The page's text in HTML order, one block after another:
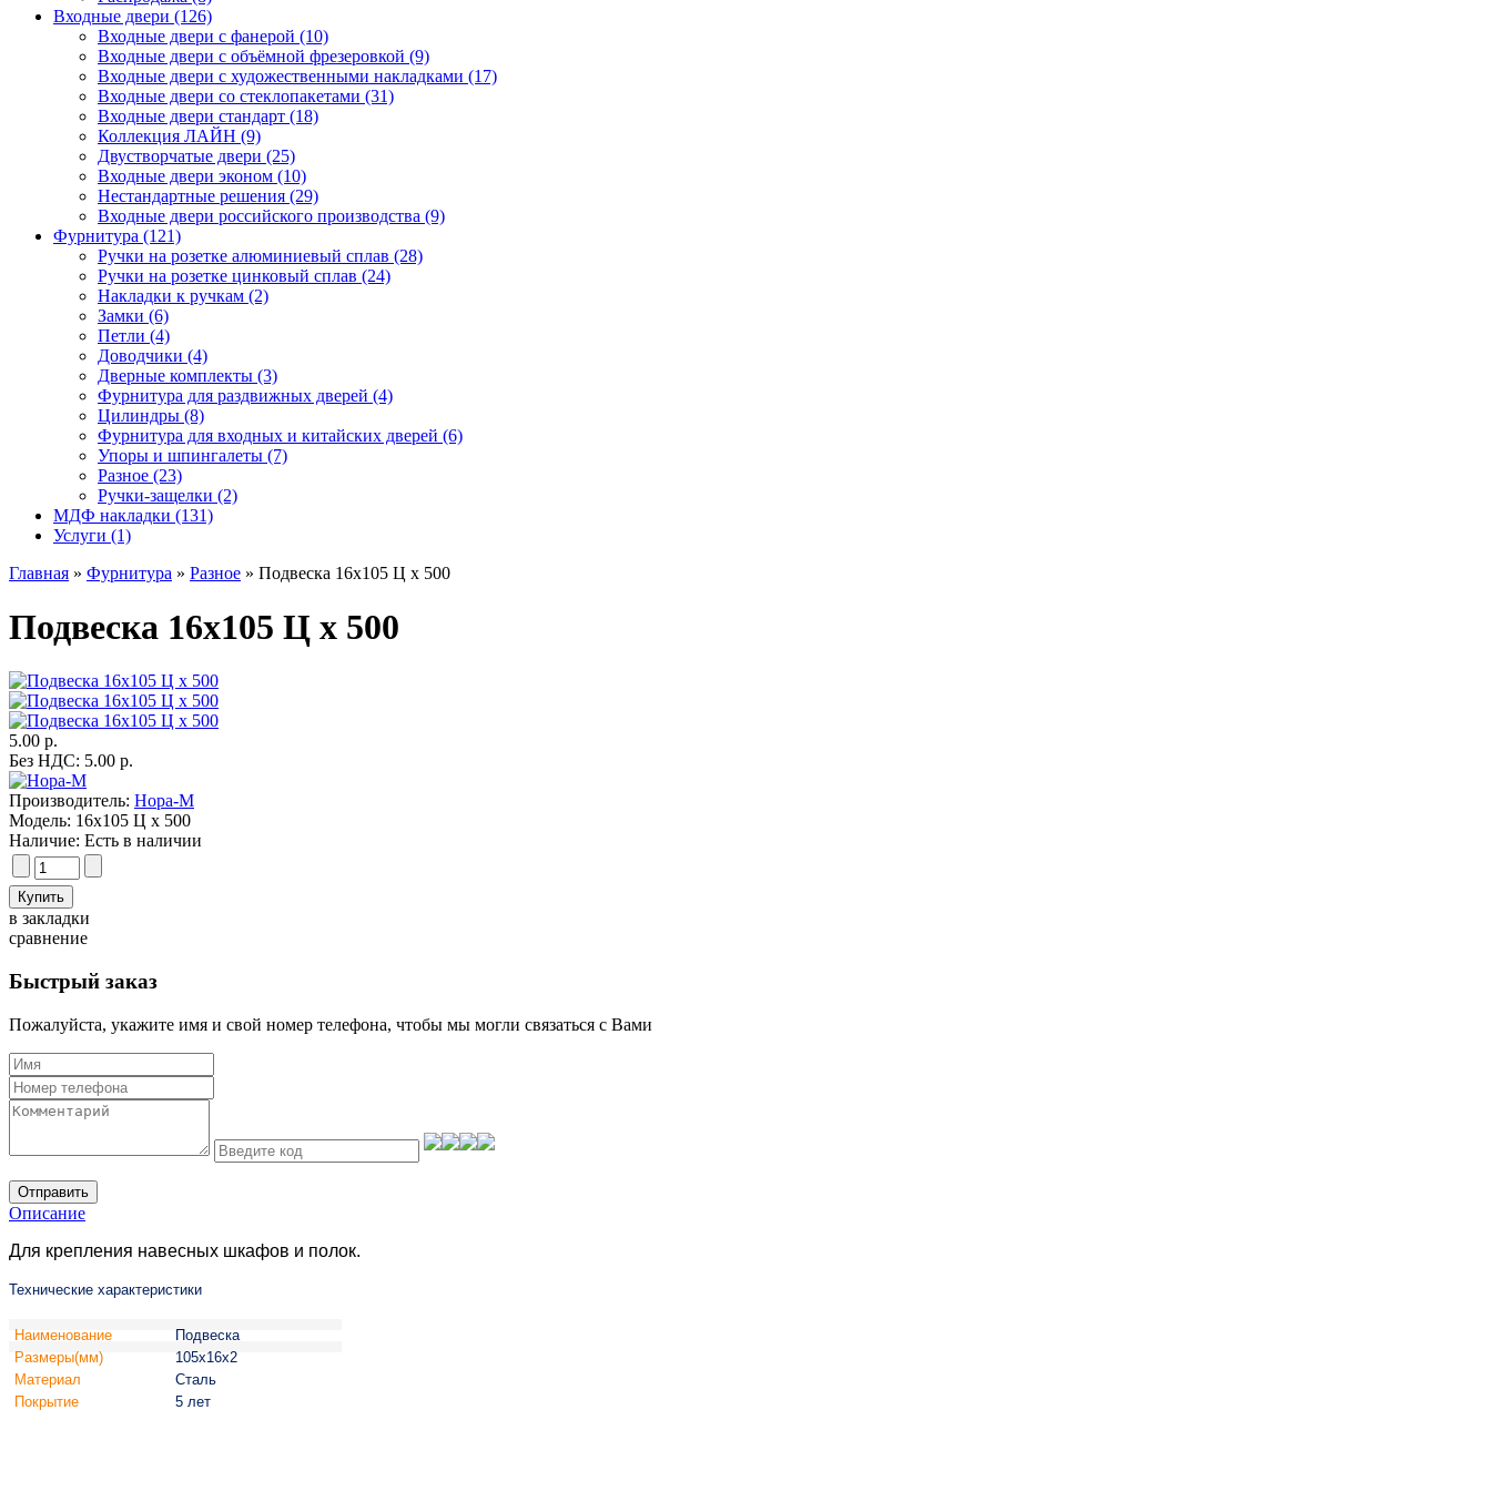
Входные двери (126)
Входные двери с фанерой (10)
Входные двери с объёмной фрезеровкой (9)
Входные двери с художественными накладками (17)
Входные двери со стеклопакетами (31)
Входные двери стандарт (18)
Коллекция ЛАЙН (9)
Двустворчатые двери (25)
Входные двери эконом (10)
Нестандартные решения (29)
Входные двери российского производства (9)
Фурнитура (121)
Ручки на розетке алюминиевый сплав (28)
Ручки на розетке цинковый сплав (24)
Накладки к ручкам (2)
Замки (6)
Петли (4)
Доводчики (4)
Дверные комплекты (3)
Фурнитура для раздвижных дверей (4)
Цилиндры (8)
Фурнитура для входных и китайских дверей (6)
Упоры и шпингалеты (7)
Разное (23)
Ручки-защелки (2)
МДФ накладки (131)
Услуги (1)
Главная » Фурнитура » Разное » Подвеска 16х105 Ц х 500
Подвеска 16х105 Ц х 500
5.00 р.
Без НДС: 5.00 р.
Производитель: Нора-М
Модель: 16х105 Ц х 500
Наличие: Есть в наличии
в закладки
сравнение
Быстрый заказ
Пожалуйста, укажите имя и свой номер телефона, чтобы мы могли связаться с Вами
Отправить
Описание
Для крепления навесных шкафов и полок.
Технические характеристики
Наименование
Подвеска
Размеры(мм)
105х16х2
Материал
Сталь
Покрытие
5 лет